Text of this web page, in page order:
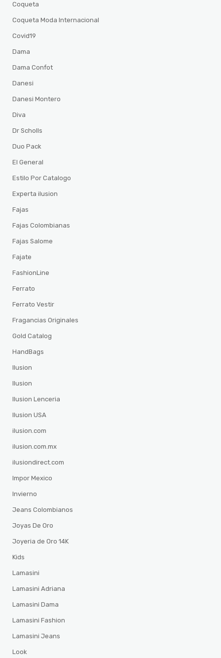
Coqueta
Coqueta Moda Internacional
Covid19
Dama
Dama Confot
Danesi
Danesi Montero
Diva
Dr Scholls
Duo Pack
El General
Estilo Por Catalogo
Experta ilusion
Fajas
Fajas Colombianas
Fajas Salome
Fajate
FashionLine
Ferrato
Ferrato Vestir
Fragancias Originales
Gold Catalog
HandBags
Ilusion
Ilusion
Ilusion Lenceria
Ilusion USA
ilusion.com
ilusion.com.mx
ilusiondirect.com
Impor Mexico
Invierno
Jeans Colombianos
Joyas De Oro
Joyeria de Oro 14K
Kids
Lamasini
Lamasini Adriana
Lamasini Dama
Lamasini Fashion
Lamasini Jeans
Look